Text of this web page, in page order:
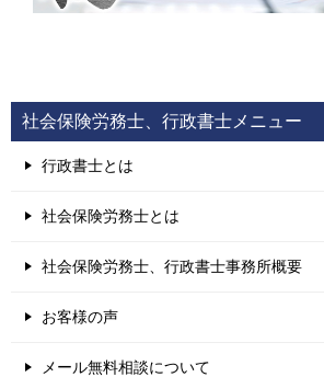
社会保険労務士、行政書士メニュー
行政書士とは
社会保険労務士とは
社会保険労務士、行政書士事務所概要
お客様の声
メール無料相談について